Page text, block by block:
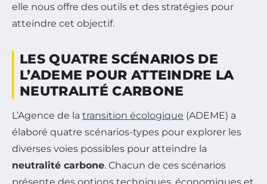
elle nous offre des outils et des stratégies pour
atteindre cet objectif.
LES QUATRE SCÉNARIOS DE
L’ADEME POUR ATTEINDRE LA
NEUTRALITÉ CARBONE
L’Agence de la transition écologique (ADEME) a
élaboré quatre scénarios-types pour explorer les
diverses voies possibles pour atteindre la
neutralité carbone. Chacun de ces scénarios